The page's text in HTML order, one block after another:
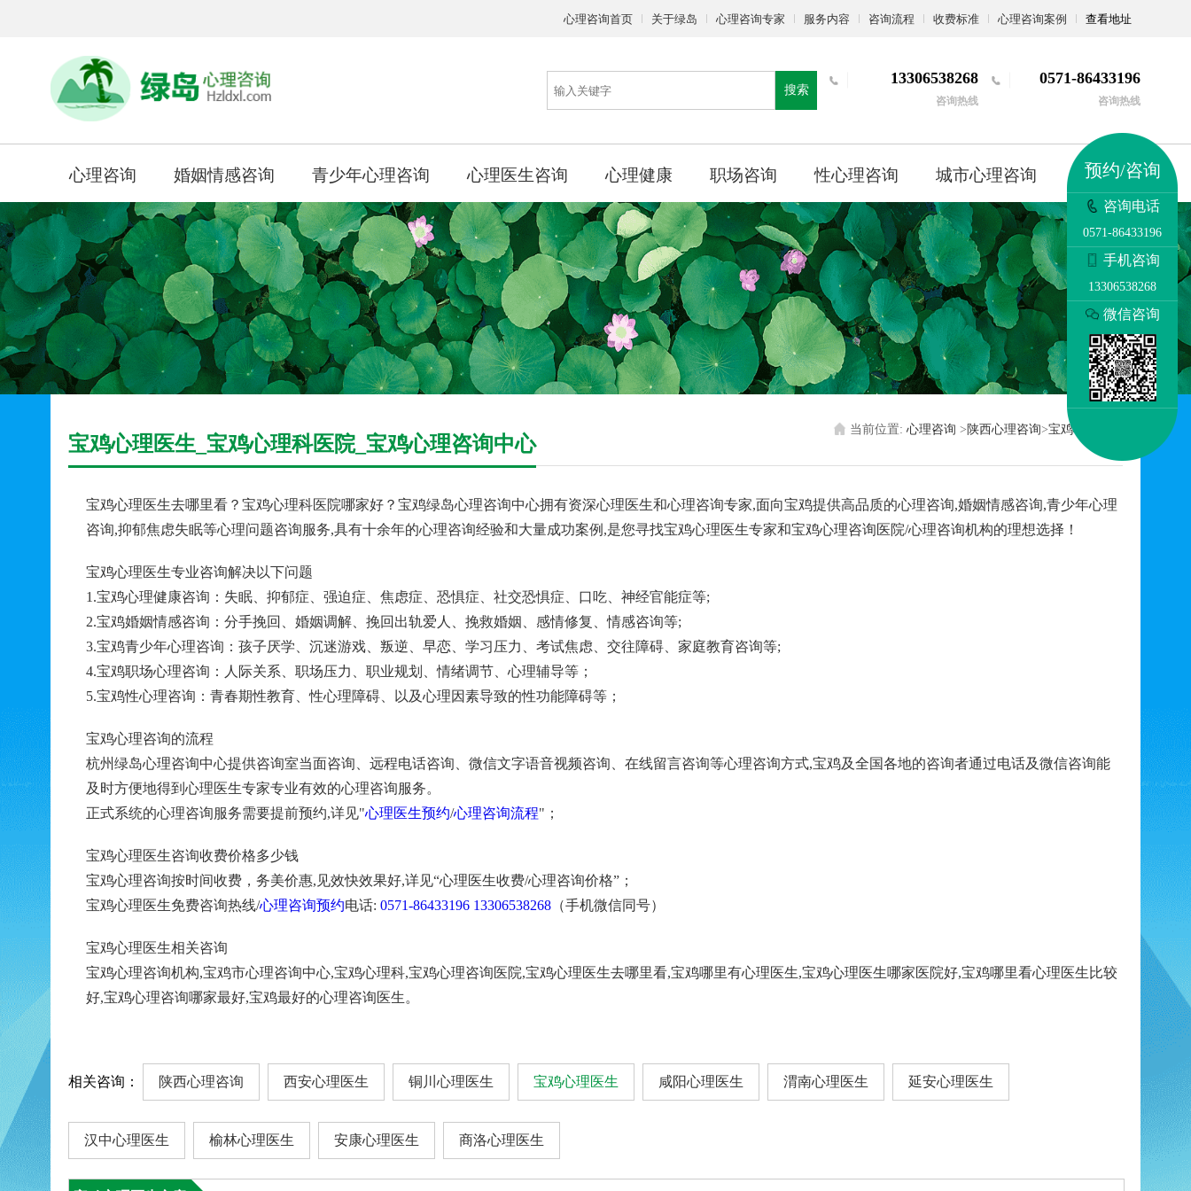
心理咨询首页 关于绿岛 心理咨询专家 服务内容 咨询流程 收费标准 心理咨询案例 查看地址
搜索
13306538268
咨询热线
0571-86433196
咨询热线
心理咨询 婚姻情感咨询 青少年心理咨询 心理医生咨询 心理健康 职场咨询 性心理咨询 城市心理咨询 更多
宝鸡心理医生_宝鸡心理科医院_宝鸡心理咨询中心
当前位置: 心理咨询 > 陕西心理咨询>宝鸡心理医生
宝鸡心理医生去哪里看？宝鸡心理科医院哪家好？宝鸡绿岛心理咨询中心拥有资深心理医生和心理咨询专家,面向宝鸡提供高品质的心理咨询,婚姻情感咨询,青少年心理
咨询,抑郁焦虑失眠等心理问题咨询服务,具有十余年的心理咨询经验和大量成功案例,是您寻找宝鸡心理医生专家和宝鸡心理咨询医院/心理咨询机构的理想选择！
宝鸡心理医生专业咨询解决以下问题
1.宝鸡心理健康咨询：失眠、抑郁症、强迫症、焦虑症、恐惧症、社交恐惧症、口吃、神经官能症等;
2.宝鸡婚姻情感咨询：分手挽回、婚姻调解、挽回出轨爱人、挽救婚姻、感情修复、情感咨询等;
3.宝鸡青少年心理咨询：孩子厌学、沉迷游戏、叛逆、早恋、学习压力、考试焦虑、交往障碍、家庭教育咨询等;
4.宝鸡职场心理咨询：人际关系、职场压力、职业规划、情绪调节、心理辅导等；
5.宝鸡性心理咨询：青春期性教育、性心理障碍、以及心理因素导致的性功能障碍等；
宝鸡心理咨询的流程
杭州绿岛心理咨询中心提供咨询室当面咨询、远程电话咨询、微信文字语音视频咨询、在线留言咨询等心理咨询方式,宝鸡及全国各地的咨询者通过电话及微信咨询能
及时方便地得到心理医生专家专业有效的心理咨询服务。
正式系统的心理咨询服务需要提前预约,详见"心理医生预约/心理咨询流程"；
宝鸡心理医生咨询收费价格多少钱
宝鸡心理咨询按时间收费，务美价惠,见效快效果好,详见“心理医生收费/心理咨询价格”；
宝鸡心理医生免费咨询热线/心理咨询预约电话: 0571-86433196 13306538268 （手机微信同号）
宝鸡心理医生相关咨询
宝鸡心理咨询机构,宝鸡市心理咨询中心,宝鸡心理科,宝鸡心理咨询医院,宝鸡心理医生去哪里看,宝鸡哪里有心理医生,宝鸡心理医生哪家医院好,宝鸡哪里看心理医生比较
好,宝鸡心理咨询哪家最好,宝鸡最好的心理咨询医生。
相关咨询： 陕西心理咨询 西安心理医生 铜川心理医生 宝鸡心理医生 咸阳心理医生 渭南心理医生 延安心理医生
汉中心理医生 榆林心理医生 安康心理医生 商洛心理医生
预约/咨询
咨询电话
0571-86433196
手机咨询
13306538268
微信咨询